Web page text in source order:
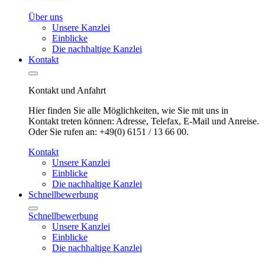
Über uns
Unsere Kanzlei
Einblicke
Die nachhaltige Kanzlei
Kontakt
Kontakt und Anfahrt
Hier finden Sie alle Möglichkeiten, wie Sie mit uns in
Kontakt treten können: Adresse, Telefax, E-Mail und Anreise.
Oder Sie rufen an: +49(0) 6151 / 13 66 00.
Kontakt
Unsere Kanzlei
Einblicke
Die nachhaltige Kanzlei
Schnellbewerbung
Schnellbewerbung
Unsere Kanzlei
Einblicke
Die nachhaltige Kanzlei